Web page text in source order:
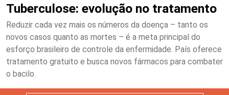
Tuberculose: evolução no tratamento
Reduzir cada vez mais os números da doença – tanto os
novos casos quanto as mortes – é a meta principal do
esforço brasileiro de controle da enfermidade. País oferece
tratamento gratuito e busca novos fármacos para combater
o bacilo.